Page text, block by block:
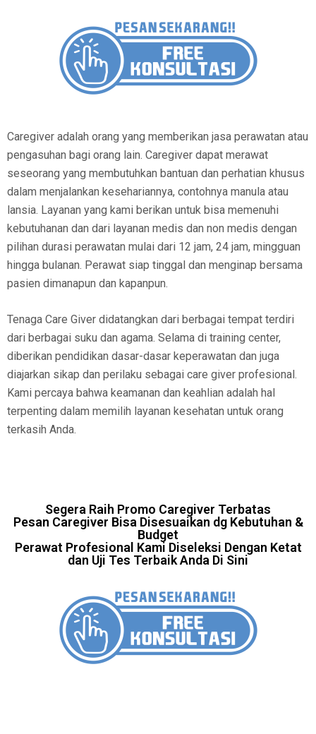
Caregiver adalah orang yang memberikan jasa perawatan atau
pengasuhan bagi orang lain. Caregiver dapat merawat
seseorang yang membutuhkan bantuan dan perhatian khusus
dalam menjalankan kesehariannya, contohnya manula atau
lansia. Layanan yang kami berikan untuk bisa memenuhi
kebutuhanan dan dari layanan medis dan non medis dengan
pilihan durasi perawatan mulai dari 12 jam, 24 jam, mingguan
hingga bulanan. Perawat siap tinggal dan menginap bersama
pasien dimanapun dan kapanpun.
Tenaga Care Giver didatangkan dari berbagai tempat terdiri
dari berbagai suku dan agama. Selama di training center,
diberikan pendidikan dasar-dasar keperawatan dan juga
diajarkan sikap dan perilaku sebagai care giver profesional.
Kami percaya bahwa keamanan dan keahlian adalah hal
terpenting dalam memilih layanan kesehatan untuk orang
terkasih Anda.
Segera Raih Promo Caregiver Terbatas
Pesan Caregiver Bisa Disesuaikan dg Kebutuhan &
Budget
Perawat Profesional Kami Diseleksi Dengan Ketat
dan Uji Tes Terbaik Anda Di Sini